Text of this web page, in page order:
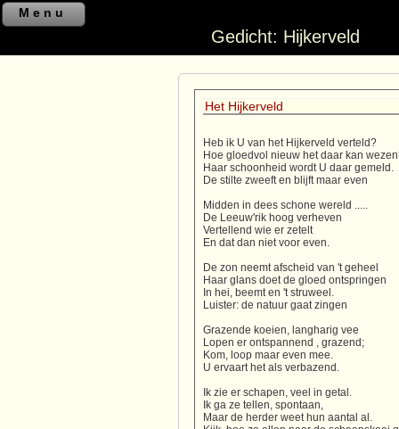
Menu
Gedicht: Hijkerveld
Het Hijkerveld
Heb ik U van het Hijkerveld verteld?
Hoe gloedvol nieuw het daar kan
Haar schoonheid wordt U daar gemeld.
De stilte zweeft en blijft maar even
Midden in dees schone wereld .....
De Leeuw'rik hoog verheven
Vertellend wie er zetelt
En dat dan niet voor even.
De zon neemt afscheid van 't geheel
Haar glans doet de gloed ontspringen
In hei, beemt en 't struweel.
Luister: de natuur gaat zingen
Grazende koeien, langharig vee
Lopen er ontspannend , grazend;
Kom, loop maar even mee.
U ervaart het als verbazend.
Ik zie er schapen, veel in getal.
Ik ga ze tellen, spontaan,
Maar de herder weet hun aantal al.